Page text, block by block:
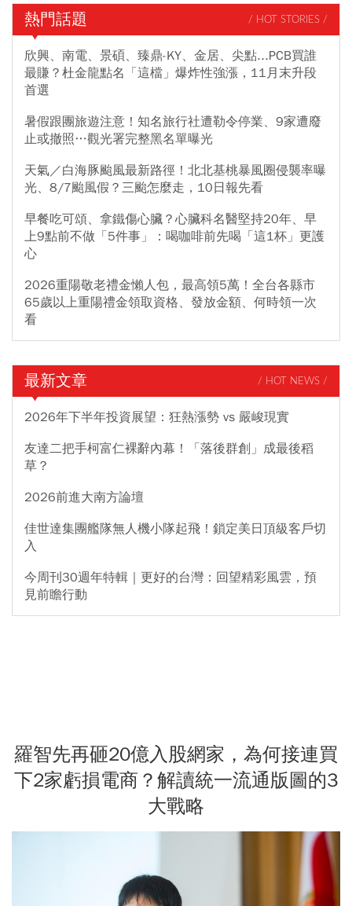
熱門話題 / HOT STORIES /
欣興、南電、景碩、臻鼎-KY、金居、尖點...PCB買誰
最賺？杜金龍點名「這檔」爆炸性強漲，11月末升段
首選
暑假跟團旅遊注意！知名旅行社遭勒令停業、9家遭廢
止或撤照…觀光署完整黑名單曝光
天氣／白海豚颱風最新路徑！北北基桃暴風圈侵襲率曝
光、8/7颱風假？三颱怎麼走，10日報先看
早餐吃可頌、拿鐵傷心臟？心臟科名醫堅持20年、早
上9點前不做「5件事」：喝咖啡前先喝「這1杯」更護
心
2026重陽敬老禮金懶人包，最高領5萬！全台各縣市
65歲以上重陽禮金領取資格、發放金額、何時領一次
看
最新文章 / HOT NEWS /
2026年下半年投資展望：狂熱漲勢 vs 嚴峻現實
友達二把手柯富仁裸辭內幕！「落後群創」成最後稻
草？
2026前進大南方論壇
佳世達集團艦隊無人機小隊起飛！鎖定美日頂級客戶切
入
今周刊30週年特輯｜更好的台灣：回望精彩風雲，預
見前瞻行動
羅智先再砸20億入股網家，為何接連買
下2家虧損電商？解讀統一流通版圖的3
大戰略